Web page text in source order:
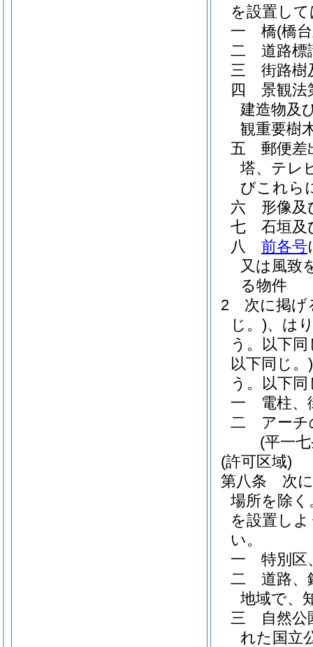
を設置し
一
橋(橋
二
道路標
三
街路樹
四
景観法
建造物及
観重要樹
五
郵便差
塔、テレ
びこれら
六
形像及
七
石垣及
八
前各号
又は風致
る物件
2
次に掲げ
じ。)、は
う。以下同
以下同じ。)
う。以下同
一
電柱、
二
アー
(平一
(許可区域)
第八条
次
場所を除く
を設置し
い。
一
特別区
二
道路、
地域で、
三
自然
れた国立